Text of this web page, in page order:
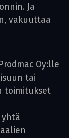
Ja
vakuuttaa
Oy:lle
tai
toimitukset
yhtä